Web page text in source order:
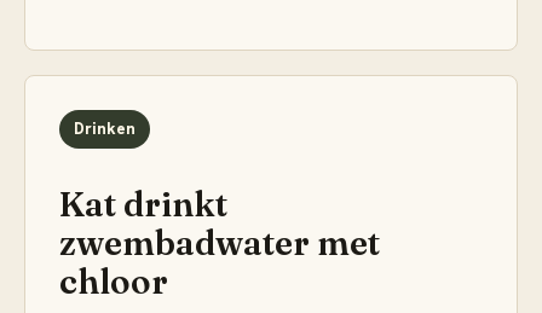
Drinken
Kat drinkt
zwembadwater met
chloor